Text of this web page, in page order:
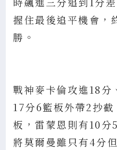
握住最後追平機會，
勝。
戰神麥卡倫攻進18分
17分6籃板外帶2抄
板，雷蒙恩則有10分
將莫爾曼雖只有4分